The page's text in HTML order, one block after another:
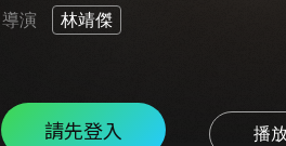
導演 林靖傑
請先登入 播